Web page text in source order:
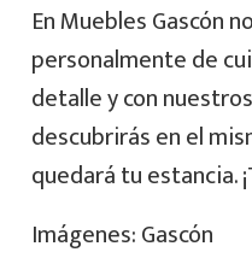
En Muebles Gascón
personalmente de
detalle y con
descubrirás en el
quedará tu estancia.
Imágenes: Gascón